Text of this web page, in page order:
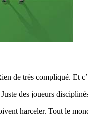
de très compliqué. Et
des joueurs
harceler. Tout le